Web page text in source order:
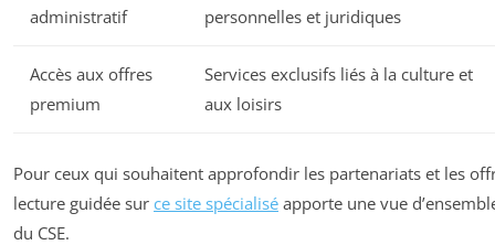
administratif
personnelles et juridiques
Accès aux offres
premium
Services exclusifs liés à la culture et
aux loisirs
Pour ceux qui souhaitent approfondir les partenariats et les
lecture guidée sur ce site spécialisé apporte une vue
du CSE.